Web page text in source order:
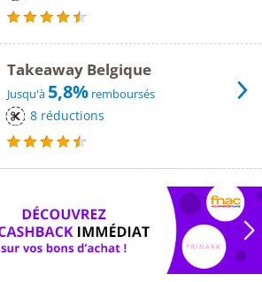
Takeaway Belgique
Jusqu'à 5,8% remboursés
8 réductions